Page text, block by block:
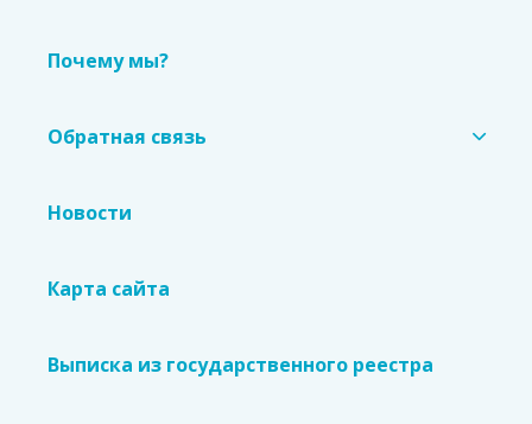
Почему мы?
Обратная связь
Новости
Карта сайта
Выписка из государственного реестра